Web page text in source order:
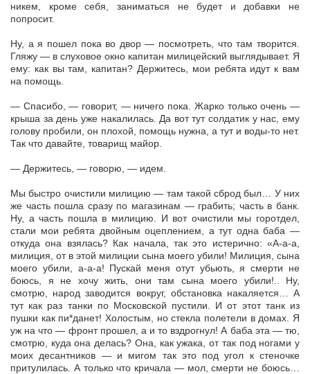
никем, кроме себя, заниматься не будет и добавки не
попросит.
Ну, а я пошел пока во двор — посмотреть, что там творится.
Гляжу — в слуховое окно капитан милицейский выглядывает. Я
ему: как вы там, капитан? Держитесь, мои ребята идут к вам
на помощь.
— Спасибо, — говорит, — ничего пока. Жарко только очень —
крыша за день уже накалилась. Да вот тут солдатик у нас, ему
голову пробили, он плохой, помощь нужна, а тут и воды-то нет.
Так что давайте, товарищ майор.
— Держитесь, — говорю, — идем.
Мы быстро очистили милицию — там такой сброд был… У них
же часть пошла сразу по магазинам — грабить; часть в банк.
Ну, а часть пошла в милицию. И вот очистили мы горотдел,
стали мои ребята двойным оцеплением, а тут одна баба —
откуда она взялась? Как начала, так это истерично: «А-а-а,
милиция, от в этой милиции сына моего убили! Милиция, сына
моего убили, а-а-а! Пускай меня отут убьють, я смерти не
боюсь, я не хочу жить, они там сына моего убили!.. Ну,
смотрю, народ заводится вокруг, обстановка накаляется… А
тут как раз танки по Московской пустили. И от этот танк из
пушки как пи*данет! Холостым, но стекла полетели в домах. Я
уж на что — фронт прошел, а и то вздрогнул! А баба эта — тю,
смотрю, куда она делась? Она, как ужака, от так под ногами у
моих десантников — и мигом так это под угол к стеночке
притулилась. А только что кричала — мол, смерти не боюсь…